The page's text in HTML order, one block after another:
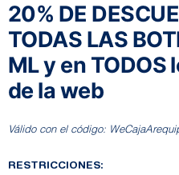
20% DE
TODAS LAS
ML y en
de la web
Válido con el código:
RESTRICCIONES: